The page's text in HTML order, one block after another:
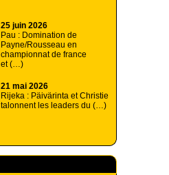
25 juin 2026
Pau : Domination de
Payne/Rousseau en
championnat de france
et (…)
21 mai 2026
Rijeka : Päivärinta et Christie
talonnent les leaders du (…)